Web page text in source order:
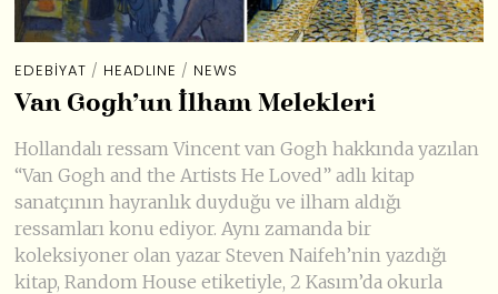
EDEBIYAT / HEADLINE / NEWS
Van Gogh’un İlham Melekleri
Hollandalı ressam Vincent van Gogh hakkında yazılan
“Van Gogh and the Artists He Loved” adlı kitap
sanatçının hayranlık duyduğu ve ilham aldığı
ressamları konu ediyor. Aynı zamanda bir
koleksiyoner olan yazar Steven Naifeh’nin yazdığı
kitap, Random House etiketiyle, 2 Kasım’da okurla